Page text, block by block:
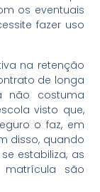
os eventuais
fazer uso
na retenção
de longa
não costuma
visto que,
o faz, em
disso, quando
estabiliza, as
são